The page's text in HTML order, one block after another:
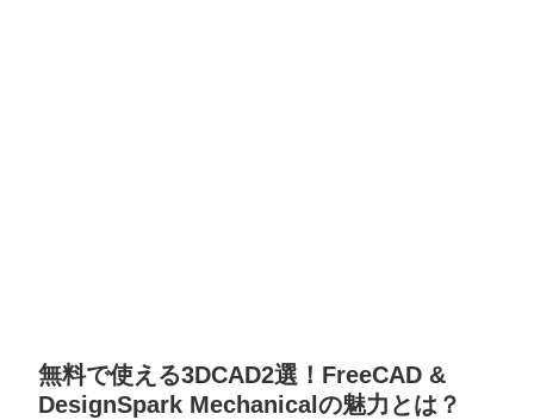
無料で使える3DCAD2選！FreeCAD &
DesignSpark Mechanicalの魅力とは？